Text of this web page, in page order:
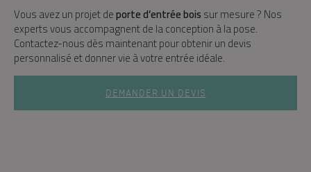
Vous avez un projet deporte d’entrée boissur mesure ? Nos
experts vous accompagnent de la conception à la pose.
Contactez-nous dès maintenant pour obtenir un devis
personnalisé et donner vie à votre entrée idéale.
DEMANDER UN DEVIS